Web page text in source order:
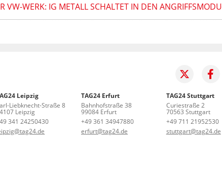
WERK: IG METALL SCHALTET IN DEN ANGRIFFSMODUS
Leipzig
Liebknecht-Straße 8
Leipzig
341 24250430
TAG24 Erfurt
Bahnhofstraße 38
99084 Erfurt
+49 361 34947880
erfurt@tag24.de
TAG24 Stuttgart
Curiestraße 2
70563 Stuttgart
+49 711 21952530
stuttgart@tag24.de